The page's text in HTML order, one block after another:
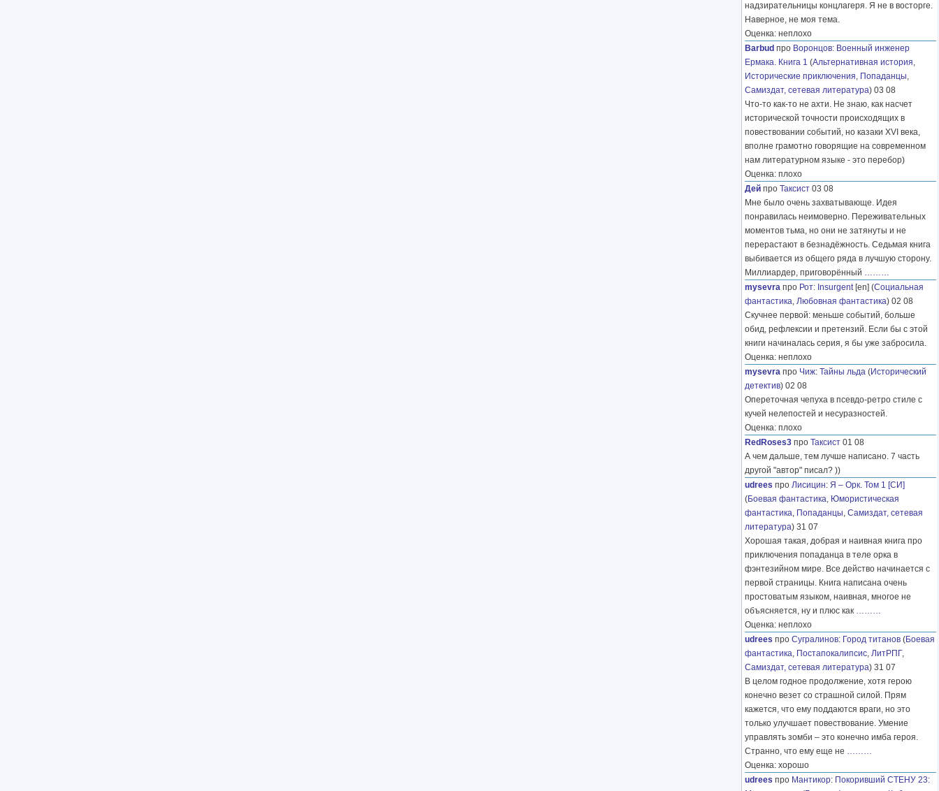
надзирательницы концлагеря. Я не в восторге.
Наверное, не моя тема.
Оценка: неплохо
Barbud про Воронцов: Военный инженер
Ермака. Книга 1 (Альтернативная история,
Исторические приключения, Попаданцы,
Самиздат, сетевая литература) 03 08
Что-то как-то не ахти. Не знаю, как насчет
исторической точности происходящих в
повествовании событий, но казаки XVI века,
вполне грамотно говорящие на современном
нам литературном языке - это перебор)
Оценка: плохо
Дей про Таксист 03 08
Мне было очень захватывающе. Идея
понравилась неимоверно. Переживательных
моментов тьма, но они не затянуты и не
перерастают в безнадёжность. Седьмая книга
выбивается из общего ряда в лучшую сторону.
Миллиардер, приговорённый ………
mysevra про Рот: Insurgent[en] (Социальная
фантастика, Любовная фантастика) 02 08
Скучнее первой: меньше событий, больше
обид, рефлексии и претензий. Если бы с этой
книги начиналась серия, я бы уже забросила.
Оценка: неплохо
mysevra про Чиж: Тайны льда (Исторический
детектив) 02 08
Опереточная чепуха в псевдо-ретро стиле с
кучей нелепостей и несуразностей.
Оценка: плохо
RedRoses3 про Таксист 01 08
А чем дальше, тем лучше написано. 7 часть
другой "автор" писал? ))
udrees про Лисицин: Я – Орк. Том 1 [СИ]
(Боевая фантастика, Юмористическая
фантастика, Попаданцы, Самиздат, сетевая
литература) 31 07
Хорошая такая, добрая и наивная книга про
приключения попаданца в теле орка в
фэнтезийном мире. Все действо начинается с
первой страницы. Книга написана очень
простоватым языком, наивная, многое не
объясняется, ну и плюс как ………
Оценка: неплохо
udrees про Сугралинов: Город титанов (Боевая
фантастика, Постапокалипсис, ЛитРПГ,
Самиздат, сетевая литература) 31 07
В целом годное продолжение, хотя герою
конечно везет со страшной силой. Прям
кажется, что ему поддаются враги, но это
только улучшает повествование. Умение
управлять зомби – это конечно имба героя.
Странно, что ему еще не ………
Оценка: хорошо
udrees про Мантикор: Покоривший СТЕНУ 23: